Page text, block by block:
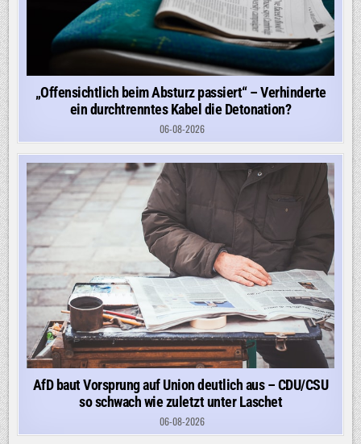
„Offensichtlich beim Absturz passiert“ – Verhinderte
ein durchtrenntes Kabel die Detonation?
06-08-2026
AfD baut Vorsprung auf Union deutlich aus – CDU/CSU
so schwach wie zuletzt unter Laschet
06-08-2026